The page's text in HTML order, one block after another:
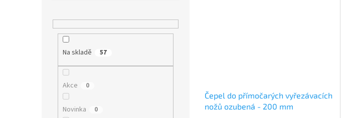
Na skladě 57
Akce 0
Novinka 0
Čepel do přímočarých vyřezávacích
nožů ozubená - 200 mm